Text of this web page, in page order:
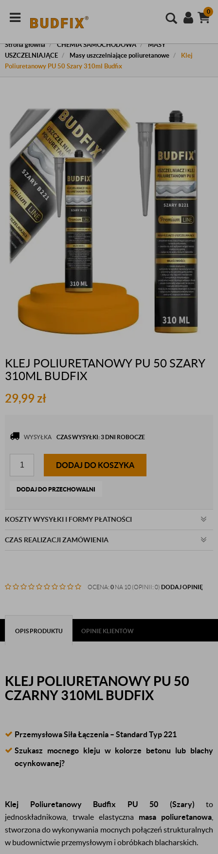
0
Strona główna CHEMIA SAMOCHODOWA
MASY
USZCZELNIAJĄCE
Masy uszczelniające poliuretanowe
Klej
Poliuretanowy PU 50 Szary 310ml Budfix
KLEJ POLIURETANOWY PU 50 SZARY
310ML BUDFIX
29,99zł
WYSYŁKA CZAS WYSYŁKI: 3 DNI ROBOCZE
DODAJ DO KOSZYKA
DODAJ DO PRZECHOWALNI
KOSZTY WYSYŁKI I FORMY PŁATNOŚCI
CZAS REALIZACJI ZAMÓWIENIA
OCENA: 0 NA 10 (OPINII: 0) DODAJ OPINIĘ
OPIS PRODUKTU OPINIE KLIENTÓW
KLEJ POLIURETANOWY PU 50
CZARNY 310ML BUDFIX
Przemysłowa Siła Łączenia – Standard Typ 221
Szukasz mocnego kleju w kolorze betonu lub blachy
ocynkowanej?
Klej Poliuretanowy Budfix PU 50 (Szary) to
jednoskładnikowa, trwale elastyczna masa poliuretanowa
stworzona do wykonywania mocnych połączeń strukturalnych
w budownictwie przemysłowym i obróbkach blacharskich.